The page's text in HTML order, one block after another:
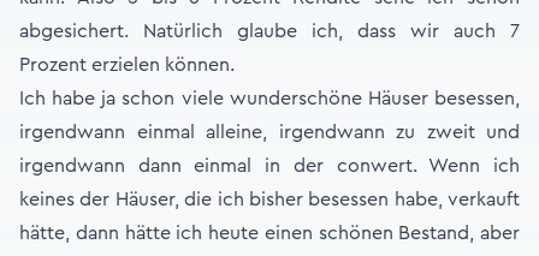
abgesichert. Natürlich glaube ich, dass wir auch 7
Prozent erzielen können.
Ich habe ja schon viele wunderschöne Häuser besessen,
irgendwann einmal alleine, irgendwann zu zweit und
irgendwann dann einmal in der conwert. Wenn ich
keines der Häuser, die ich bisher besessen habe, verkauft
hätte, dann hätte ich heute einen schönen Bestand, aber